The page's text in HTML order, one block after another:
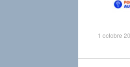
1 octobre